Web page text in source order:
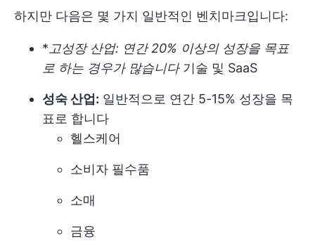
하지만 다음은 몇 가지 일반적인 벤치마크입니다:
* 고성장 산업: 연간 20% 이상의 성장을 목표
로 하는 경우가 많습니다 기술 및 SaaS
성숙 산업: 일반적으로 연간 5-15% 성장을 목
표로 합니다
헬스케어
소비자 필수품
소매
금융